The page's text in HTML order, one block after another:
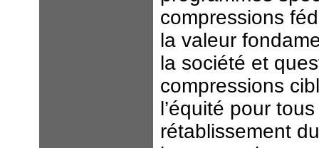
compressions
la valeur
la société et
compressions
l’équité pour
rétablissement